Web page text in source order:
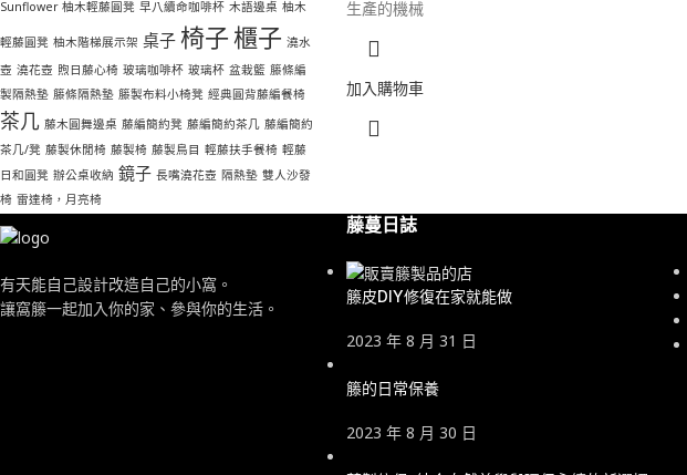
Sunflower 柚木輕藤圓凳 早八續命咖啡杯 木語邊桌 柚木
輕藤圓凳 柚木階梯展示架 桌子 椅子櫃子 澆水
壺 澆花壺 煦日藤心椅 玻璃咖啡杯 玻璃杯 盆栽籃 籐條編
製隔熱墊 籐條隔熱墊 籐製布料小椅凳 經典圓背藤編餐椅
茶几 藤木圓舞邊桌 藤編簡約凳 藤編簡約茶几 藤編簡約
茶几/凳 藤製休閒椅 藤製椅 藤製鳥目 輕藤扶手餐椅 輕藤
日和圓凳 辦公桌收納 鏡子 長嘴澆花壺 隔熱墊 雙人沙發
椅 雷達椅，月亮椅
生產的機械
加入購物車
有天能自己設計改造自己的小窩。
讓窩籐一起加入你的家、參與你的生活。
藤蔓日誌
籐皮DIY修復在家就能做
2023 年 8 月 31 日
籐的日常保養
2023 年 8 月 30 日